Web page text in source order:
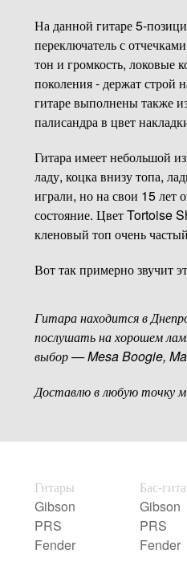
На данной гитаре 5-
переключатель с
тон и громкость, локовые
поколения - держат строй
гитаре выполнены также
палисандра в цвет
Гитара имеет небольшой
ладу, коцка внизу топа,
играли, но на свои 15 лет
состояние. Цвет Tortoise
кленовый топ очень
Вот так примерно звучит
Гитара находится в
послушать на хорошем
выбор — Mesa Boogie,
Доставлю в любую точку
Гитары
Gibson
PRS
Fender
Бас-
Gibson
PRS
Fender